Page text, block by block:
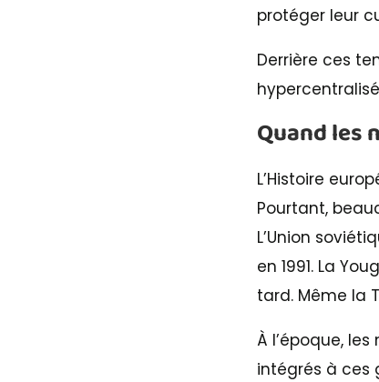
protéger leur
Derrière ces
Quand les
L’Histoire
Pourtant,
L’Union
en 1991. La
tard. Même la
À l’époque,
intégrés à ces